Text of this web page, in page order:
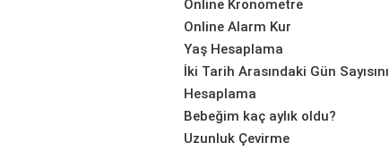
Online Kronometre
Online Alarm Kur
Yaş Hesaplama
İki Tarih Arasındaki Gün Sayısını
Hesaplama
Bebeğim kaç aylık oldu?
Uzunluk Çevirme